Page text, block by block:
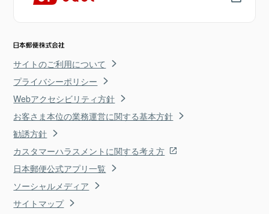
サイトのご利用について
プライバシーポリシー
Webアクセシビリティ方針
お客さま本位の業務運営に関する基本方針
勧誘方針
カスタマーハラスメントに関する考え方
日本郵便公式アプリ一覧
ソーシャルメディア
サイトマップ